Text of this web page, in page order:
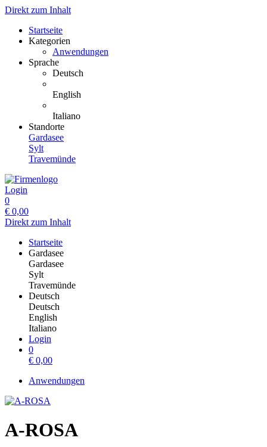
Direkt zum Inhalt
Startseite
Kategorien
Anwendungen
Sprache
Deutsch
English
Italiano
Standorte
Gardasee
Sylt
Travemünde
Login
0
€ 0,00
Direkt zum Inhalt
Startseite
Gardasee
Gardasee
Sylt
Travemünde
Deutsch
Deutsch
English
Italiano
Login
0
€ 0,00
Anwendungen
A-ROSA